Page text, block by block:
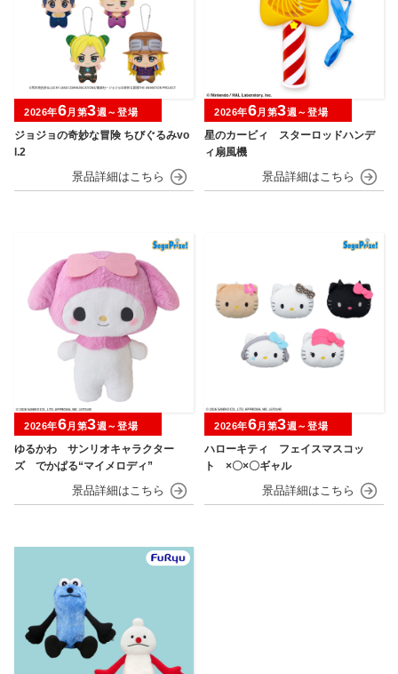
ジョジョの奇妙な冒険 ちびぐるみvo
l.2
2026年6月第3週～登場
星のカービィ スターロッドハンデ
ィ扇風機
2026年6月第3週～登場
ゆるかわ サンリオキャラクター
ズ でかぱる“マイメロディ”
2026年6月第3週～登場
ハローキティ フェイスマスコッ
ト ×〇×〇ギャル
2026年6月第3週～登場